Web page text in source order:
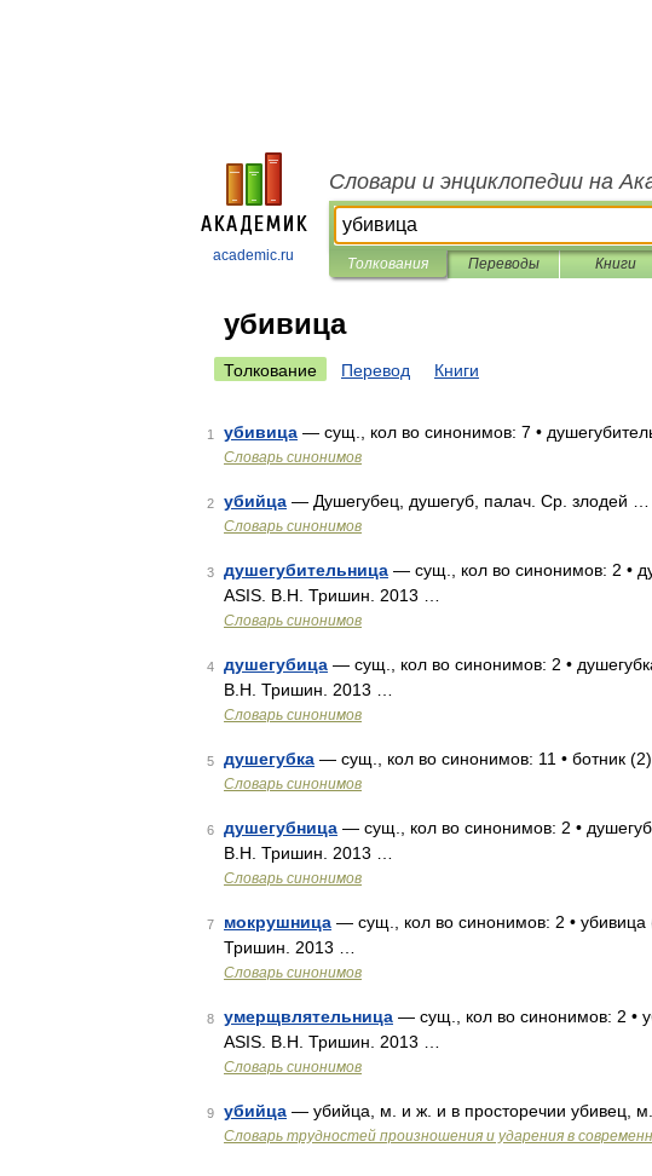
academic.ru
Словари и энциклопедии на
Толкования Переводы Книги
убивица
Толкование Перевод Книги
1 убивица — сущ., кол во синонимов: 7 •
Словарь синонимов
2 убийца — Душегубец, душегуб, палач. Ср. злодей …
Словарь синонимов
3 душегубительница — сущ., кол во синонимов: 2 •
ASIS. В.Н. Тришин. 2013 …
Словарь синонимов
4 душегубица — сущ., кол во синонимов: 2 •
В.Н. Тришин. 2013 …
Словарь синонимов
5 душегубка — сущ., кол во синонимов: 11 • ботник
Словарь синонимов
6 душегубница — сущ., кол во синонимов: 2 •
В.Н. Тришин. 2013 …
Словарь синонимов
7 мокрушница — сущ., кол во синонимов: 2 •
Тришин. 2013 …
Словарь синонимов
8 умерщвлятельница — сущ., кол во синонимов: 2 •
ASIS. В.Н. Тришин. 2013 …
Словарь синонимов
9 убийца — убийца, м. и ж. и в просторечии убивец,
Словарь трудностей произношения и ударения в